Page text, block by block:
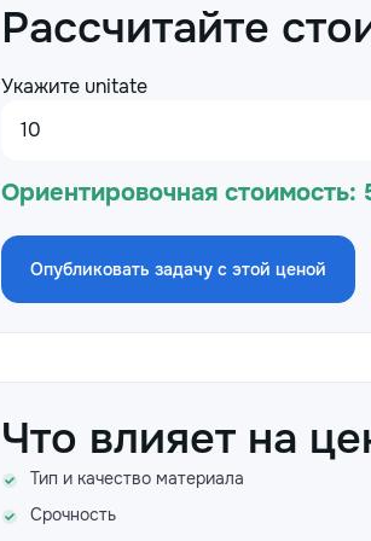
Рассчитайте
Укажите unitate
Ориентировочная стоимость:
Опубликовать задачу с этой ценой
Что влияет на
Тип и качество материала
Срочность